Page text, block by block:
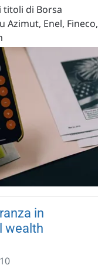
titoli di Borsa
Enel, Fineco,
in
wealth